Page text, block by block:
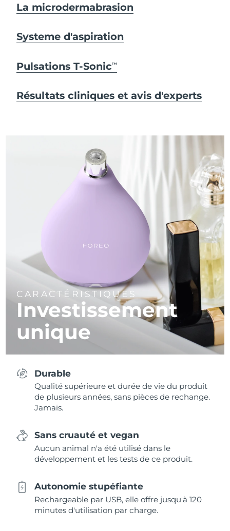
La microdermabrasion
Systeme d'aspiration
Pulsations T-SonicTM
Résultats cliniques et avis d'experts
CARACTÉRISTIQUES
Investissement
unique
Durable
Qualité supérieure et durée de vie du produit
de plusieurs années, sans pièces de rechange.
Jamais.
Sans cruauté et vegan
Aucun animal n'a été utilisé dans le
développement et les tests de ce produit.
Autonomie stupéfiante
Rechargeable par USB, elle offre jusqu'à 120
minutes d'utilisation par charge.